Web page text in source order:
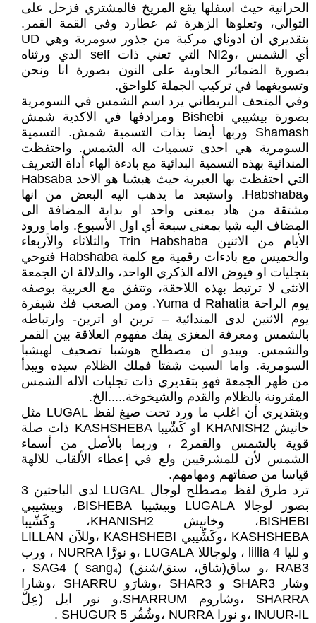
الحرانية حيث اسفلها يقع المريخ فالمشتري فزحل على
التوالي، وتعلوها الزهرة ثم عطارد وفي القمة القمر.
بتقديري ان ادوناي مركبة من جذور سومرية وهي UD
أي الشمس ،وNI2 التي تعني ذات self الذي ورثناه
بصورة الضمائر الحاوية على النون بصورة انا ونحن
وتسويغهما في تركيب الجملة كلواحق.
وفي المتحف البريطاني يرد اسم الشمس في السومرية
بصورة بيشيبي Bishebi ومرادفها في الاكدية شمش
Shamash وربها أيضا بذات التسمية شمش. التسمية
السومرية هي احدى تسميات اله الشمس. واحتفظت
المندائية بهذه التسمية البدائية مع بادءة الهاء أداة التعريف
التي احتفظت بها العبرية حيث هبشبا هو الاحد Habsaba
وHabshaba. واستبعد ما يذهب اليه البعض من انها
مشتقة من هاد بمعنى واحد او بداية المضافة الى
المضاف اليه شبا بمعنى سبعة أي اول الأسبوع. واما ورود
الأيام من الاثنين Trin Habshaba والثلاثاء والأربعاء
والخميس مع بادءات رقمية مع كلمة Habshaba فتوحي
بتجليات او فيوض الاله الذكري الواحد، والدلالة ان الجمعة
الانثى لا ترتبط بهذه اللاحقة، وتتفق مع العربية بوصفه
يوم الراحة Yuma d Rahatia. ومن الصعب فك شيفرة
يوم الاثنين لدى المندائية – ترين او اترين- وارتباطه
بالشمس ومعرفة المغزى يفك مفهوم العلاقة بين القمر
والشمس. ويبدو ان مصطلح هوشبا تصحيف لهبشبا
السومرية. واما السبت شفتا فملك الظلام سيده ويبدأ
من ظهر الجمعة فهو بتقديري ذات تجليات الاله الشمس
المقرونة بالظلام والقدم والشيخوخة.....الخ.
وبتقديري أن اغلب ما ورد تحت صيغ لفظ LUGAL مثل
خانيش KHANISH2 او كَشّيبا KASHSHEBA ذات صلة
قوية بالشمس والقمر2 ، وربما بالأصل من أسماء
الشمس لأن للمشرقيين ولع في إعطاء الألقاب للالهة
قياسا من صفاتهم ومهامهم.
ترد طرق لفظ مصطلح لوجال LUGAL لدى الباحثين 3
بصور لوجالا LUGALA وبيشيبا BISHEBA، وبيشيبي
BISHEBI، وخانيش KHANISH2، وكَشّيبا
KASHSHEBA ،وكَشِّيبي KASHSHEBI ،وللآن LILLAN
و لليا lillia 4 ، ولوجاللا LUGALA ،و نورَّا NURRA ، ورب
RAB3 ،و ساق(شاق، سنق/شنق) SAG4 ( sang₄) ،
وشار SHAR3 و SHAR3 ،وشارَو SHARRU ،وشارا
SHARRA ،وشاروم SHARRUM،و نور ايل (عِلّ
lNUUR-IL ،و نورا NURRA ،وشُقُر SHUGUR 5 .